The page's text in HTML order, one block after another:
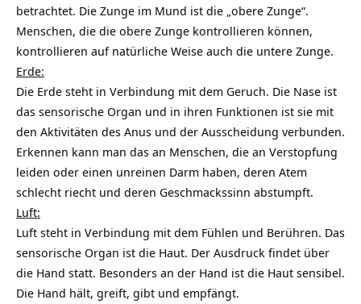
betrachtet. Die Zunge im Mund ist die „obere Zunge“.
Menschen, die die obere Zunge kontrollieren können,
kontrollieren auf natürliche Weise auch die untere Zunge.
Erde:
Die Erde steht in Verbindung mit dem Geruch. Die Nase ist
das sensorische Organ und in ihren Funktionen ist sie mit
den Aktivitäten des Anus und der Ausscheidung verbunden.
Erkennen kann man das an Menschen, die an Verstopfung
leiden oder einen unreinen Darm haben, deren Atem
schlecht riecht und deren Geschmackssinn abstumpft.
Luft:
Luft steht in Verbindung mit dem Fühlen und Berühren. Das
sensorische Organ ist die Haut. Der Ausdruck findet über
die Hand statt. Besonders an der Hand ist die Haut sensibel.
Die Hand hält, greift, gibt und empfängt.